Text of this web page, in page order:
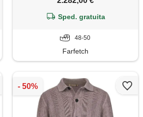
Sped. gratuita
48-50
Farfetch